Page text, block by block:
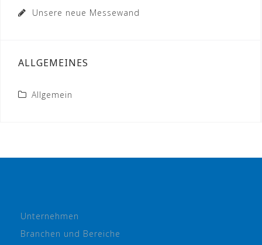
Unsere neue Messewand
ALLGEMEINES
Allgemein
Unternehmen
Branchen und Bereiche